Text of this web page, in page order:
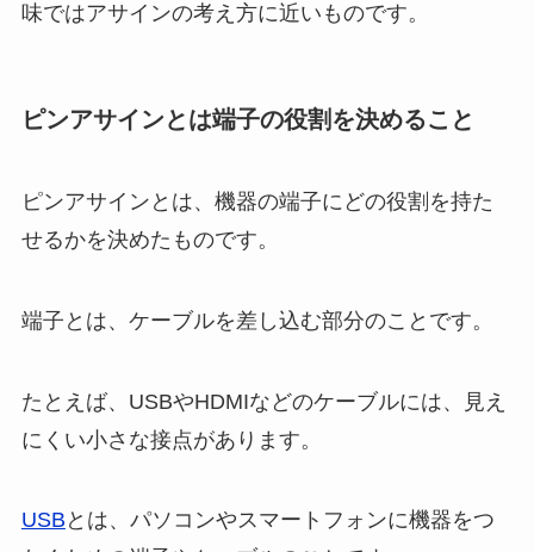
味ではアサインの考え方に近いものです。
ピンアサインとは端子の役割を決めること
ピンアサインとは、機器の端子にどの役割を持た
せるかを決めたものです。
端子とは、ケーブルを差し込む部分のことです。
たとえば、USBやHDMIなどのケーブルには、見え
にくい小さな接点があります。
USB とは、パソコンやスマートフォンに機器をつ